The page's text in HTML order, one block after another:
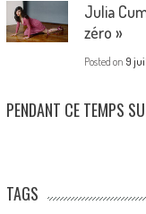
Julia
zéro »
Posted on 9
PENDANT CE TEMPS
TAGS